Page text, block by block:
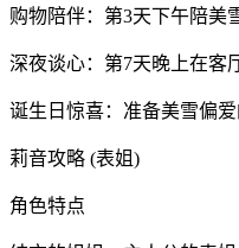
购物陪伴：第3天下午陪美
深夜谈心：第7天晚上在客
诞生日惊喜：准备美雪偏
莉音攻略 (表姐)
角色特点